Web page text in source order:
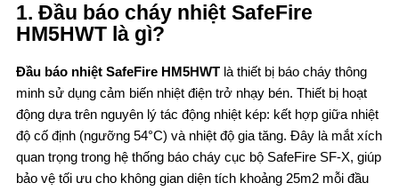
1. Đầu báo cháy nhiệt SafeFire
HM5HWT là gì?
Đầu báo nhiệt SafeFire HM5HWT là thiết bị báo cháy thông
minh sử dụng cảm biến nhiệt điện trở nhạy bén. Thiết bị hoạt
động dựa trên nguyên lý tác động nhiệt kép: kết hợp giữa nhiệt
độ cố định (ngưỡng 54°C) và nhiệt độ gia tăng. Đây là mắt xích
quan trọng trong hệ thống báo cháy cục bộ SafeFire SF-X, giúp
bảo vệ tối ưu cho không gian diện tích khoảng 25m2 mỗi đầu